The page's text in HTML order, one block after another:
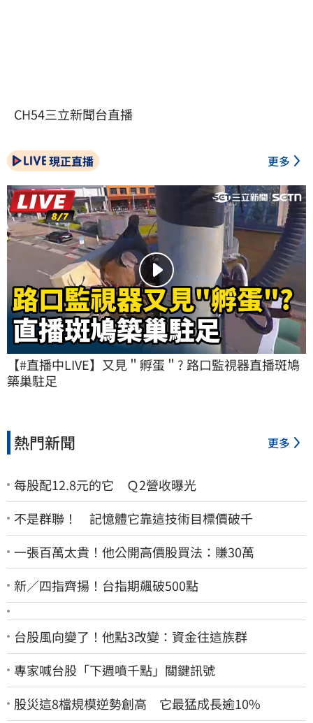
CH54三立新聞台直播
現正直播 更多
【#直播中LIVE】又見＂孵蛋＂? 路口監視器直播斑鳩
築巢駐足
熱門新聞 更多
每股配12.8元的它 Ｑ2營收曝光
不是群聯！ 記憶體它靠這技術目標價破千
一張百萬太貴！他公開高價股買法：賺30萬
新／四指齊揚！台指期飆破500點
台股風向變了！他點3改變：資金往這族群
專家喊台股「下週噴千點」關鍵訊號
股災這8檔規模逆勢創高 它最猛成長逾10%